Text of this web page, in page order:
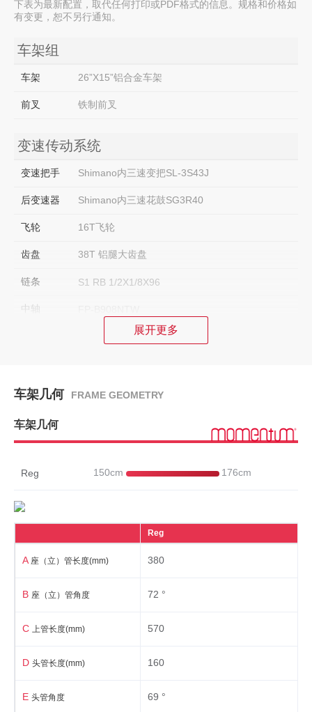
下表为最新配置，取代任何打印或PDF格式的信息。规格和价格如
有变更，恕不另行通知。
车架组
车架 26”X15”铝合金车架
前叉 铁制前叉
变速传动系统
变速把手 Shimano内三速变把SL-3S43J
后变速器 Shimano内三速花鼓SG3R40
飞轮 16T飞轮
齿盘 38T 铝腿大齿盘
链条 S1 RB 1/2X1/8X96
中轴
刹车把手
组件
座垫 城市舒适座垫抑菌
把横
把立 铝合金高度可调节竖杆
轮组
轮圈 铝合金轮圈
展开更多
车架几何 FRAME GEOMETRY
车架几何
Reg 150cm 176cm
Reg
A 座（立）管长度(mm) 380
B 座（立）管角度 72 °
C 上管长度(mm) 570
D 头管长度(mm) 160
E 头管角度 69 °